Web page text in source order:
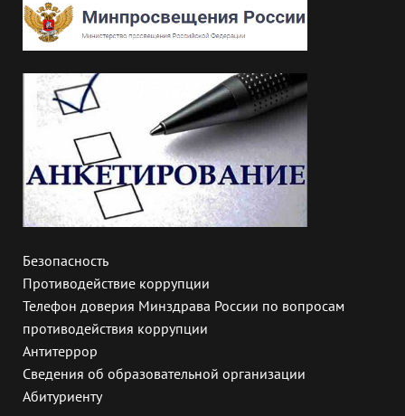
Безопасность
Противодействие коррупции
Телефон доверия Минздрава России по вопросам
противодействия коррупции
Антитеррор
Сведения об образовательной организации
Абитуриенту